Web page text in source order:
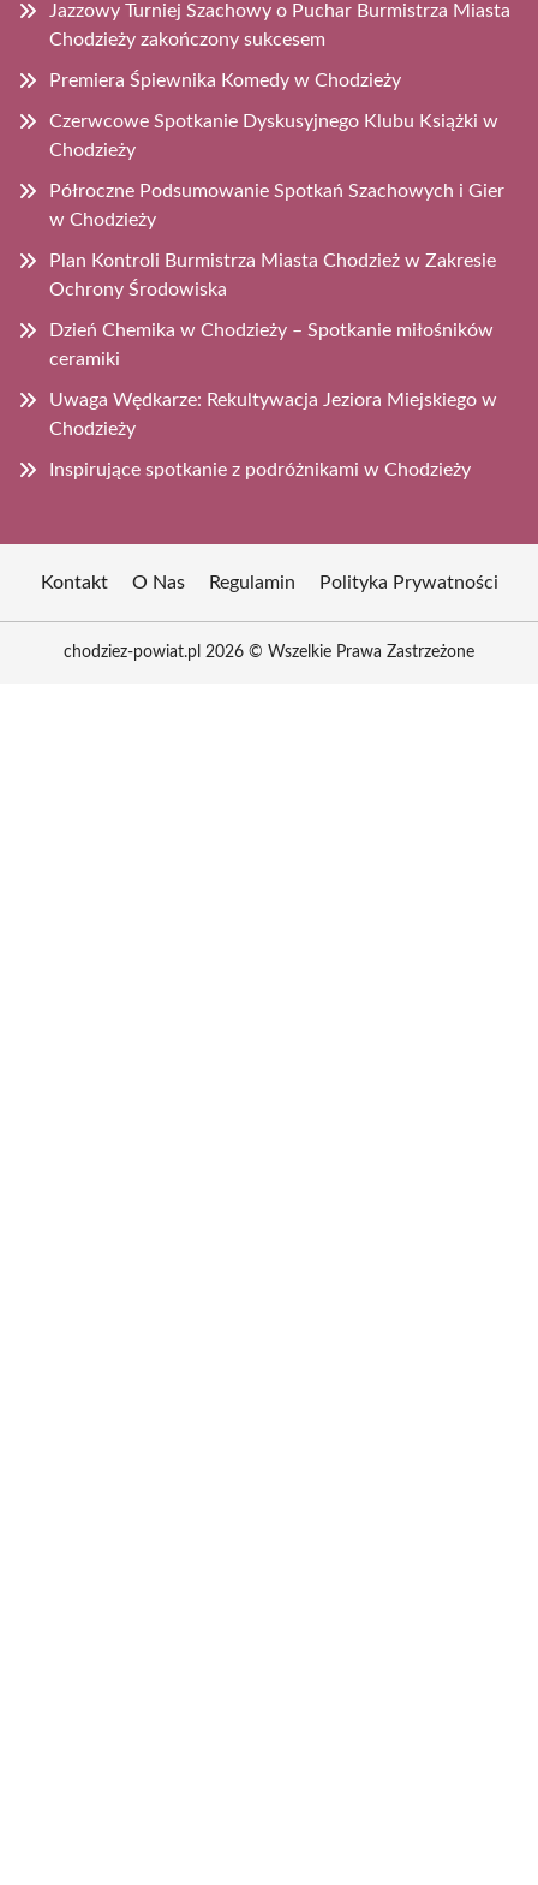
Jazzowy Turniej Szachowy o Puchar Burmistrza Miasta
Chodzieży zakończony sukcesem
Premiera Śpiewnika Komedy w Chodzieży
Czerwcowe Spotkanie Dyskusyjnego Klubu Książki w
Chodzieży
Półroczne Podsumowanie Spotkań Szachowych i Gier
w Chodzieży
Plan Kontroli Burmistrza Miasta Chodzież w Zakresie
Ochrony Środowiska
Dzień Chemika w Chodzieży – Spotkanie miłośników
ceramiki
Uwaga Wędkarze: Rekultywacja Jeziora Miejskiego w
Chodzieży
Inspirujące spotkanie z podróżnikami w Chodzieży
Kontakt O Nas Regulamin Polityka Prywatności
chodziez-powiat.pl 2026 © Wszelkie Prawa Zastrzeżone